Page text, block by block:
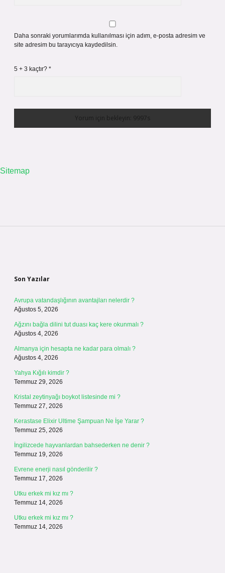
Daha sonraki yorumlarımda kullanılması için adım, e-posta adresim ve
site adresim bu tarayıcıya kaydedilsin.
5 + 3 kaçtır? *
Sitemap
Son Yazılar
Avrupa vatandaşlığının avantajları nelerdir ?
Ağustos 5, 2026
Ağzını bağla dilini tut duası kaç kere okunmalı ?
Ağustos 4, 2026
Almanya için hesapta ne kadar para olmalı ?
Ağustos 4, 2026
Yahya Kığılı kimdir ?
Temmuz 29, 2026
Kristal zeytinyağı boykot listesinde mi ?
Temmuz 27, 2026
Kerastase Elixir Ultime Şampuan Ne İşe Yarar ?
Temmuz 25, 2026
İngilizcede hayvanlardan bahsederken ne denir ?
Temmuz 19, 2026
Evrene enerji nasıl gönderilir ?
Temmuz 17, 2026
Utku erkek mi kız mı ?
Temmuz 14, 2026
Utku erkek mi kız mı ?
Temmuz 14, 2026